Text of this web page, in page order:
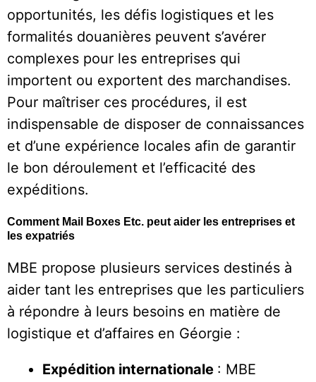
opportunités, les défis logistiques et les
formalités douanières peuvent s’avérer
complexes pour les entreprises qui
importent ou exportent des marchandises.
Pour maîtriser ces procédures, il est
indispensable de disposer de connaissances
et d’une expérience locales afin de garantir
le bon déroulement et l’efficacité des
expéditions.
Comment Mail Boxes Etc. peut aider les entreprises et
les expatriés
MBE propose plusieurs services destinés à
aider tant les entreprises que les particuliers
à répondre à leurs besoins en matière de
logistique et d’affaires en Géorgie :
Expédition internationale : MBE